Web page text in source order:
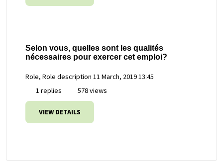
Selon vous, quelles sont les qualités
nécessaires pour exercer cet emploi?
Role, Role description 11 March, 2019 13:45
1 replies
578 views
VIEW DETAILS